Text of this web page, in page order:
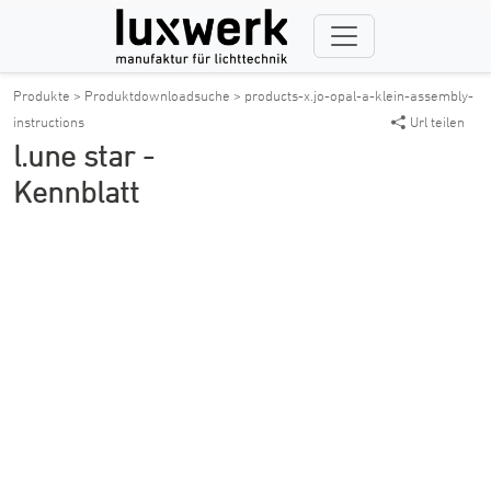
Produkte > Produktdownloadsuche > products-x.jo-opal-a-klein-assembly-
instructions
Url teilen
l.une star -
Kennblatt